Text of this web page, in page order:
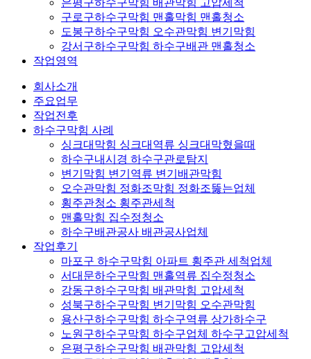
은평구하수구막힘 배관막힘 고압세척
구로구하수구막힘 맨홀막힘 맨홀청소
도봉구하수구막힘 오수관막힘 변기막힘
강서구하수구막힘 하수구배관 맨홀청소
작업영역
회사소개
주요업무
작업전후
하수구막힘 사례
싱크대막힘 싱크대역류 싱크대막혔을때
하수구내시경 하수구관로탐지
변기막힘 변기역류 변기배관막힘
오수관막힘 정화조막힘 정화조뚫는업체
횡주관청소 횡주관세척
맨홀막힘 집수정청소
하수구배관공사 배관공사업체
작업후기
마포구 하수구막힘 아파트 횡주관 세척업체
서대문하수구막힘 맨홀역류 집수정청소
강동구하수구막힘 배관막힘 고압세척
성북구하수구막힘 변기막힘 오수관막힘
용산구하수구막힘 하수구역류 상가하수구
노원구하수구막힘 하수구업체 하수구고압세척
은평구하수구막힘 배관막힘 고압세척